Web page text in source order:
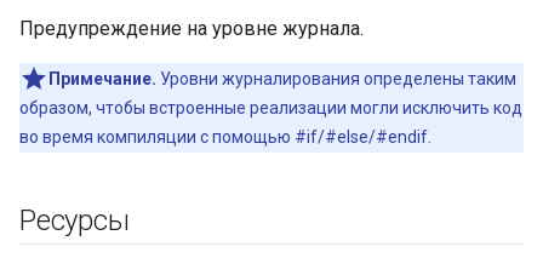
Предупреждение на уровне журнала.
Примечание. Уровни журналирования определены таким
образом, чтобы встроенные реализации могли исключить код
во время компиляции с помощью #if/#else/#endif.
Ресурсы